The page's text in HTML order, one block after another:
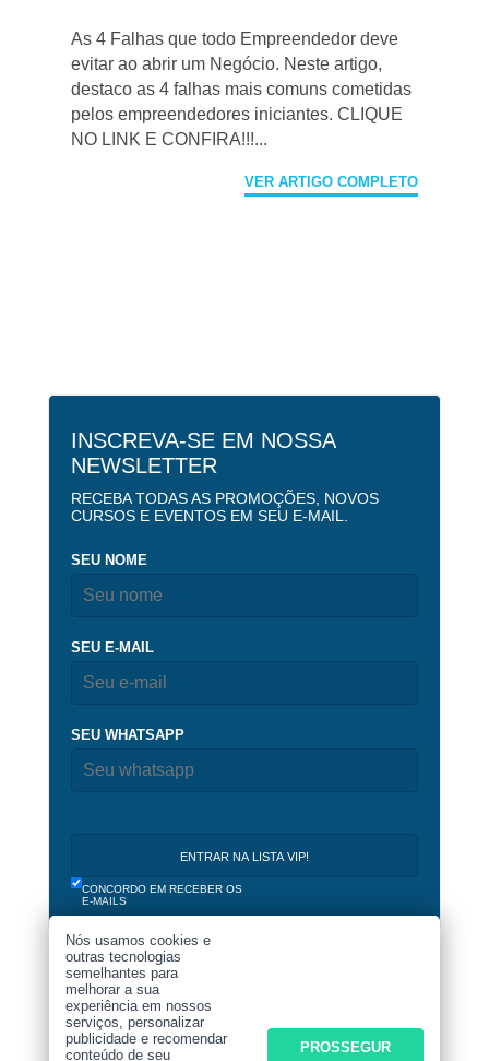
Nós usamos cookies e
outras tecnologias
semelhantes para
melhorar a sua
experiência em nossos
serviços, personalizar
publicidade e recomendar
conteúdo de seu
PROSSEGUR
As 4 Falhas que todo Empreendedor deve
evitar ao abrir um Negócio. Neste artigo,
destaco as 4 falhas mais comuns cometidas
pelos empreendedores iniciantes. CLIQUE
NO LINK E CONFIRA!!!...
VER ARTIGO COMPLETO
INSCREVA-SE EM NOSSA
NEWSLETTER
RECEBA TODAS AS PROMOÇÕES, NOVOS
CURSOS E EVENTOS EM SEU E-MAIL.
SEU NOME
SEU E-MAIL
SEU WHATSAPP
CONCORDO EM RECEBER OS
E-MAILS